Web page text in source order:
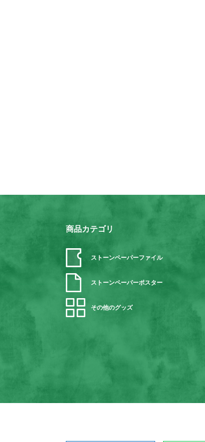
商品カテゴリ
ストーンペーパーファイル
ストーンペーパーポスター
その他のグッズ